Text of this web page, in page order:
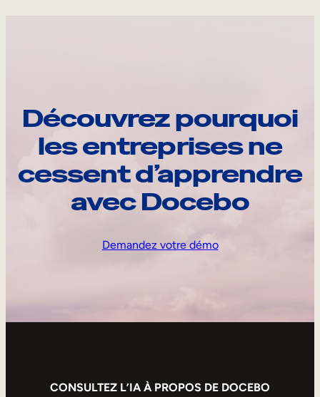
Découvrez pourquoi
les entreprises ne
cessent d’apprendre
avec Docebo
Demandez votre démo
CONSULTEZ L’IA À PROPOS DE DOCEBO